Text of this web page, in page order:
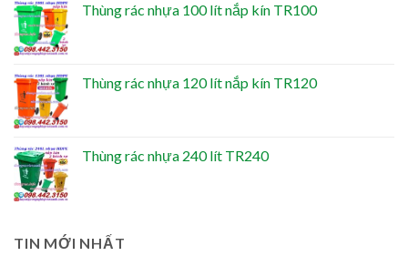
Thùng rác nhựa 100 lít nắp kín TR100
Thùng rác nhựa 120 lít nắp kín TR120
Thùng rác nhựa 240 lít TR240
TIN MỚI NHẤT